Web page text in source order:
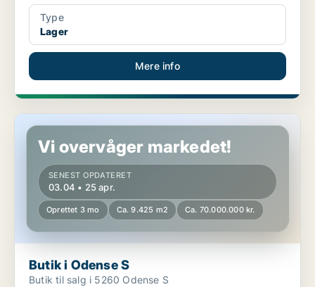
Type
Lager
Mere info
Butik i Odense S
Vi overvåger markedet!
SENEST OPDATERET
03.04 • 25 apr.
Oprettet 3 mo Ca. 9.425 m2 Ca. 70.000.000 kr.
Butik i Odense S
Butik til salg i 5260 Odense S